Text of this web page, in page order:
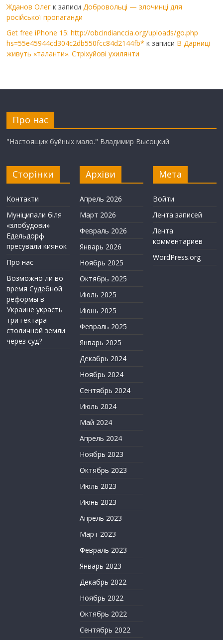
Жданов Олег к записи Добровольці — злочинці для
російської пропаганди
Get free iPhone 15: http://obcindianccia.org/uploads/go.php
hs=55e45944cd304c2db550fcc84d2144fb* к записи В Дарниці
живуть «таланти». Стріхуйові ухилянти
Про нас
"Настоящих буйных мало." Владимир Высоцкий
Сторінки
Контакти
Муніципали біля
«злобудови»
Едельдорф
пресували киянок
Про нас
Возможно ли во
время Судебной
реформы в
Украине украсть
три гектара
столичной земли
через суд?
Архіви
Апрель 2026
Март 2026
Февраль 2026
Январь 2026
Ноябрь 2025
Октябрь 2025
Июль 2025
Июнь 2025
Февраль 2025
Январь 2025
Декабрь 2024
Ноябрь 2024
Сентябрь 2024
Июль 2024
Май 2024
Апрель 2024
Ноябрь 2023
Октябрь 2023
Июль 2023
Июнь 2023
Апрель 2023
Март 2023
Февраль 2023
Январь 2023
Декабрь 2022
Ноябрь 2022
Октябрь 2022
Сентябрь 2022
Мета
Войти
Лента записей
Лента
комментариев
WordPress.org